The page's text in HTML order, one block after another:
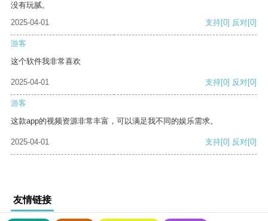
没有玩腻。
2025-04-01
支持[0] 反对[0]
游客
这个软件我非常喜欢
2025-04-01 支持[0] 反对[0]
游客
这款app的视频资源非常丰富，可以满足我不同的娱乐需求。
2025-04-01 支持[0] 反对[0]
友情链接